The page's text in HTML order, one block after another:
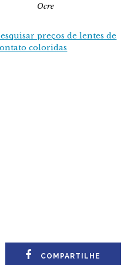
Ocre
preços de lentes de
coloridas
COMPARTILHE